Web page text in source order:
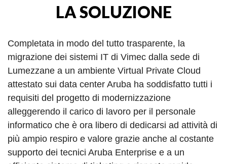
LA SOLUZIONE
Completata in modo del tutto trasparente, la
migrazione dei sistemi IT di Vimec dalla sede di
Lumezzane a un ambiente Virtual Private Cloud
attestato sui data center Aruba ha soddisfatto tutti i
requisiti del progetto di modernizzazione
alleggerendo il carico di lavoro per il personale
informatico che è ora libero di dedicarsi ad attività di
più ampio respiro e valore grazie anche al costante
supporto dei tecnici Aruba Enterprise e a un